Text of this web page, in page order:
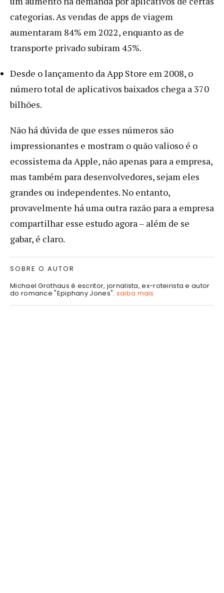
categorias. As vendas de apps de viagem
aumentaram 84% em 2022, enquanto as de
transporte privado subiram 45%.
Desde o lançamento da App Store em 2008, o
número total de aplicativos baixados chega a 370
bilhões.
Não há dúvida de que esses números são
impressionantes e mostram o quão valioso é o
ecossistema da Apple, não apenas para a empresa,
mas também para desenvolvedores, sejam eles
grandes ou independentes. No entanto,
provavelmente há uma outra razão para a empresa
compartilhar esse estudo agora – além de se
gabar, é claro.
SOBRE O AUTOR
Michael Grothaus é escritor, jornalista, ex-roteirista e autor
do romance "Epiphany Jones". saiba mais